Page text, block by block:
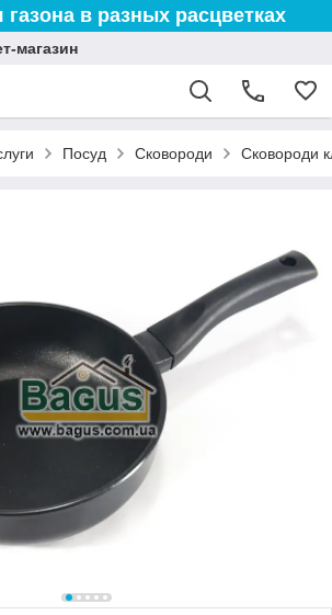
в разных расцветках
магазин
Посуд Сковороди Сковороди